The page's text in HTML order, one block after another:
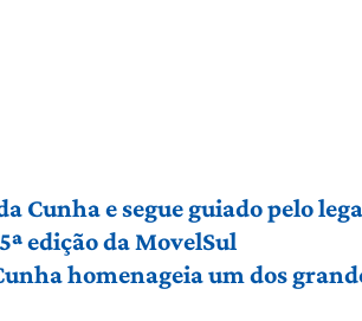
Cunha e segue guiado pelo
edição da MovelSul
homenageia um dos